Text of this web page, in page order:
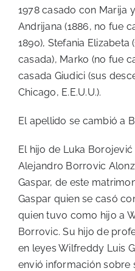
1978 casado con Marija
Andrijana (1886, no fue
1890), Stefania Elizabeta
casada), Marko (no fue
casada Giudici (sus
Chicago, E.E.U.U.).
El apellido se cambió a
El hijo de Luka
Alejandro Borrovic
Gaspar, de este
Gaspar quien se casó
quien tuvo como hijo a
Borrovic. Su hijo de
en leyes Wilfreddy Luis
envió información sobre